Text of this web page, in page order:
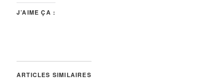
J’AIME ÇA :
ARTICLES SIMILAIRES